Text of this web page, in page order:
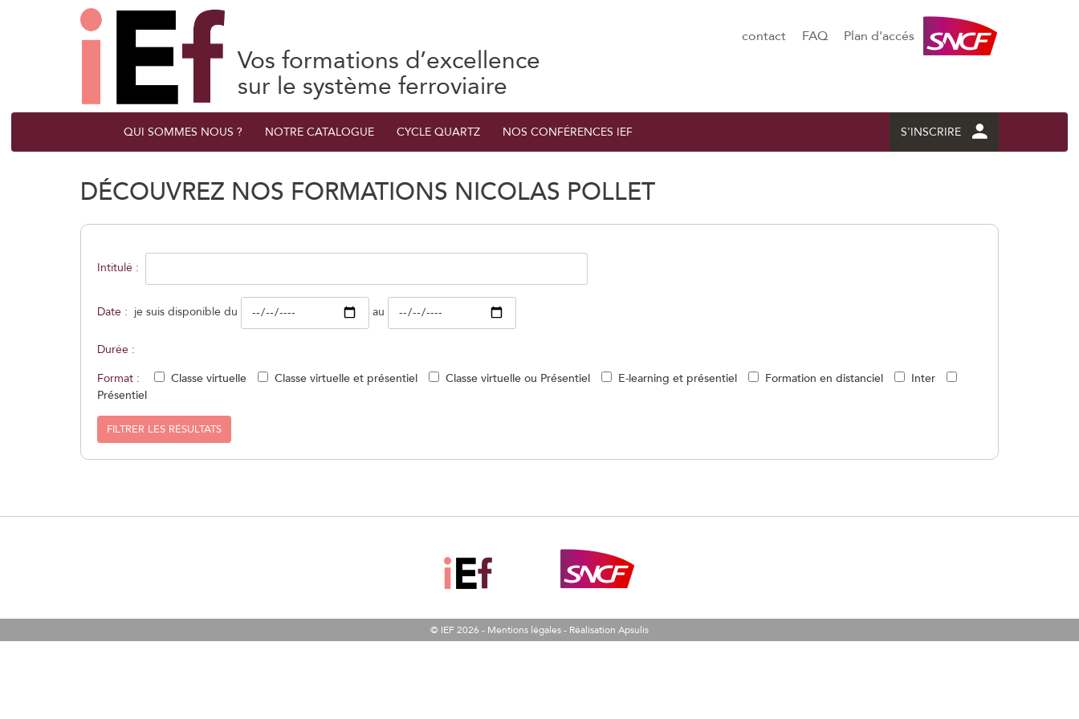
Vos formations d’excellence
sur le système ferroviaire
contact FAQ Plan d'accés
QUI SOMMES NOUS ? NOTRE CATALOGUE CYCLE QUARTZ NOS CONFÉRENCES IEF S'INSCRIRE
DÉCOUVREZ NOS FORMATIONS NICOLAS POLLET
Intitulé :
Date : je suis disponible du au
Durée :
Format :
Classe virtuelle Classe virtuelle et présentiel Classe virtuelle ou Présentiel E-learning et présentiel Formation en distanciel
Inter
Présentiel
FILTRER LES RÉSULTATS
© IEF 2026 - Mentions légales- Réalisation Apsulis